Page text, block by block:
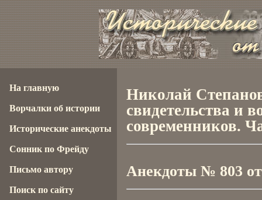
Николай
свидетельства и
современников.
Анекдоты № 803 от
На главную
Ворчалки об истории
Исторические анекдоты
Сонник по Фрейду
Письмо автору
Поиск по сайту